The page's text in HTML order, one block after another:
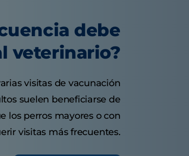
debe
veterinario?
visitas de vacunación
suelen beneficiarse de
los perros mayores o con
visitas más frecuentes.